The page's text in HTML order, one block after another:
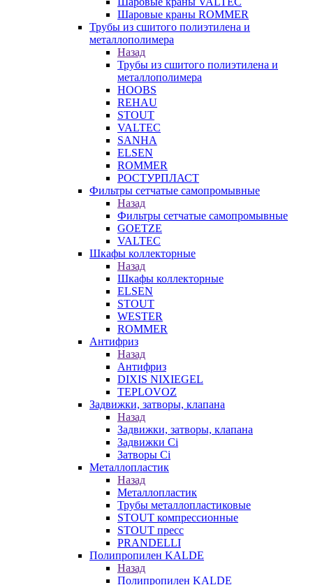
Шаровые краны ROMMER
Трубы из сшитого полиэтилена и
металлополимера
Назад
Трубы из сшитого полиэтилена и
металлополимера
HOOBS
REHAU
STOUT
VALTEC
SANHA
ELSEN
ROMMER
РОСТУРПЛАСТ
Фильтры сетчатые самопромывные
Назад
Фильтры сетчатые самопромывные
GOETZE
VALTEC
Шкафы коллекторные
Назад
Шкафы коллекторные
ELSEN
STOUT
WESTER
ROMMER
Антифриз
Назад
Антифриз
DIXIS NIXIEGEL
TEPLOVOZ
Задвижки, затворы, клапана
Назад
Задвижки, затворы, клапана
Задвижки Ci
Затворы Ci
Металлопластик
Назад
Металлопластик
Трубы металлопластиковые
STOUT компрессионные
STOUT пресс
PRANDELLI
Полипропилен KALDE
Назад
Полипропилен KALDE